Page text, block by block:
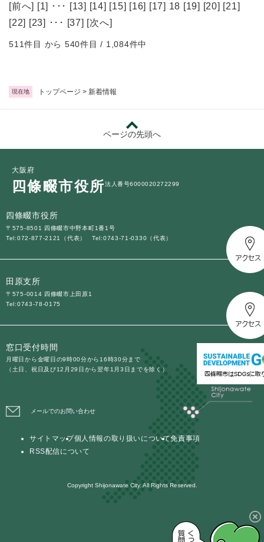
現在地 トップページ > 新着情報
[前へ] [1] ･･･ [13] [14] [15] [16] [17] 18 [19] [20] [21]
[22] [23] ･･･ [37] [次へ]
511件目 から 540件目 / 1,084件中
ページの先頭へ
大阪府
四條畷市役所法人番号6000020272299
四條畷市役所
〒575-8501 四條畷市中野本町1番1号
Tel:072-877-2121（代表）
Tel:0743-71-0330（代表）
田原支所
〒575-0014 四條畷市上田原1
Tel:0743-78-0175
窓口受付時間
月曜日から金曜日の9時00分から16時30分まで
（土日、祝日及び12月29日から翌年1月3日までを除く）
メールでのお問い合わせ
サイトマップ個人情報の取り扱いについて免責事項
RSS配信について
Copyright Shijonawate City. All Rights Reserved.